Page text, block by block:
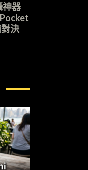
神器
決